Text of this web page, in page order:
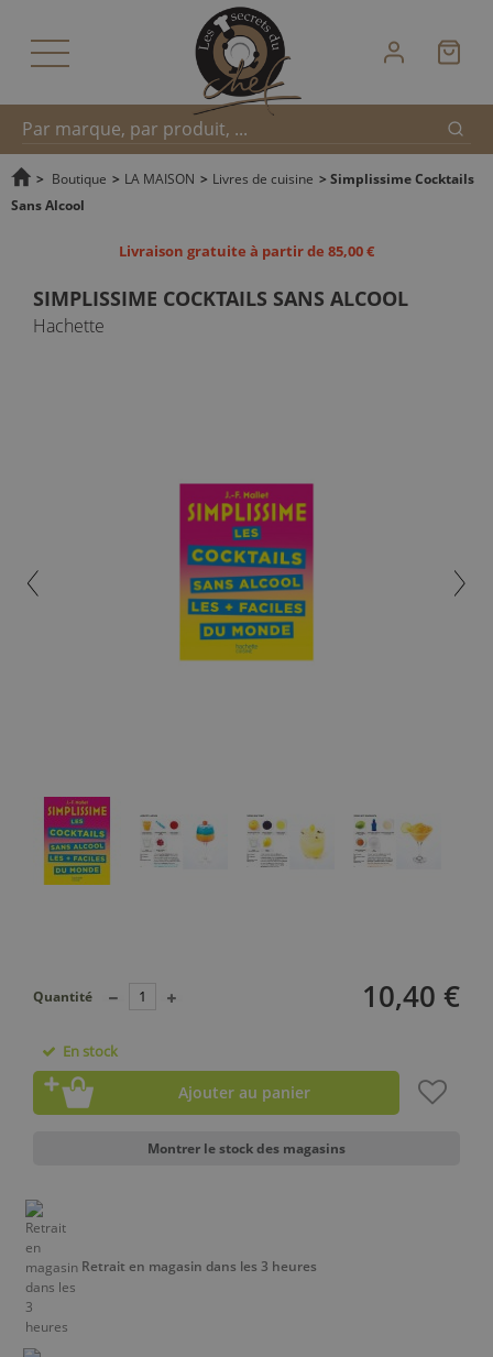
Recherche
> Boutique > LA MAISON > Livres de cuisine > Simplissime Cocktails
Sans Alcool
Livraison gratuite à partir de 85,00 €
SIMPLISSIME COCKTAILS SANS ALCOOL
Hachette
10,40 €
Quantité
En stock
Ajouter au panier
Montrer le stock des magasins
Retrait en magasin dans les 3 heures